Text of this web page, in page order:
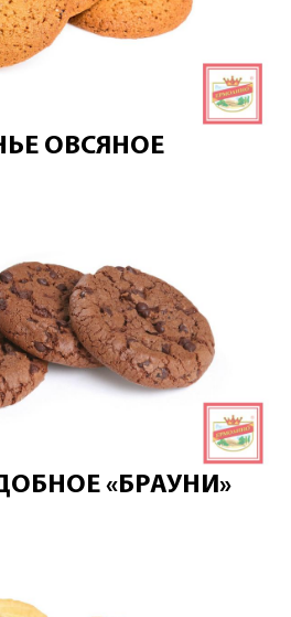
ОВСЯНОЕ
«БРАУНИ»